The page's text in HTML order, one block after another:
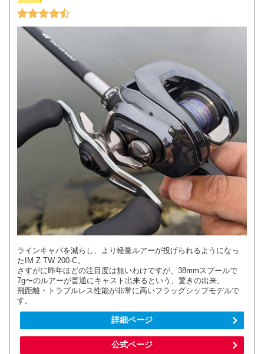
ラインキャパを減らし、より軽量ルアーが投げられるようになっ
たIM Z TW 200-C。
さすがに昨年ほどの注目度は無いわけですが、38mmスプールで
7g〜のルアーが普通にキャスト出来るという、驚きの出来。
飛距離・トラブルレス性能が非常に高いフラッグシップモデルで
す。
詳細ページ
公式ページ